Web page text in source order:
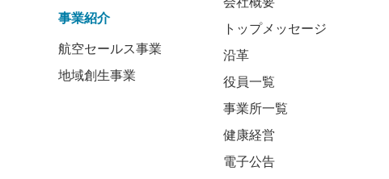
事業紹介
航空セールス事業
地域創生事業
トップメッセージ
沿革
役員一覧
事業所一覧
健康経営
電子公告